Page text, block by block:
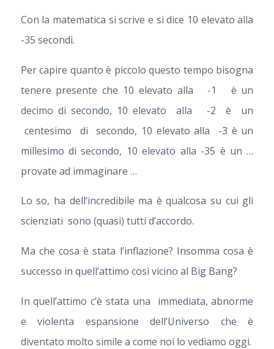
Con la matematica si scrive e si dice 10 elevato alla
-35 secondi.
Per capire quanto è piccolo questo tempo bisogna
tenere presente che 10 elevato alla -1 è un
decimo di secondo, 10 elevato alla -2 è un
centesimo di secondo, 10 elevato alla -3 è un
millesimo di secondo, 10 elevato alla -35 è un …
provate ad immaginare …
Lo so, ha dell’incredibile ma è qualcosa su cui gli
scienziati sono (quasi) tutti d’accordo.
Ma che cosa è stata l’inflazione? Insomma cosa è
successo in quell’attimo così vicino al Big Bang?
In quell’attimo c’è stata una immediata, abnorme
e violenta espansione dell’Universo che è
diventato molto simile a come noi lo vediamo oggi.